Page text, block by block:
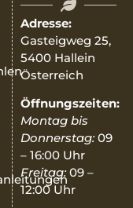
Adresse:
Gasteigweg 25,
5400 Hallein
Österreich
Öffnungszeiten:
Montag bis
Donnerstag:09
– 16:00 Uhr
Freitag:09 –
12:00 Uhr